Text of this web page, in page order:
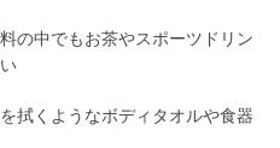
の中でもお茶やスポーツドリン
拭くようなボディタオルや食器